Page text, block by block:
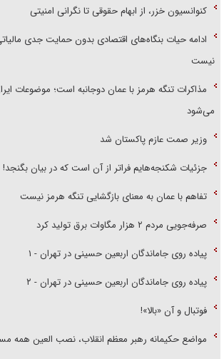
کنوانسیون خزر، از ابهام حقوقی تا نگرانی امنیتی
ادامه حیات بنگاه‌های اقتصادی بدون حمایت جدی
نیست
مذاکرات تنگه هرمز با عمان دوجانبه است؛ موضوعات
می‌شود
وزیر صمت عازم پاکستان شد
جزئیات شکنجه‌هایم فراتر از آن است که در بیان بگنجد!
تفاهم با عمان به معنای بازگشایی تنگه هرمز نیست
صرفه‌جویی مردم ۲ هزار مگاوات برق تولید کرد
پیاده روی جاماندگان اربعین حسینی در تهران - ۱
پیاده روی جاماندگان اربعین حسینی در تهران - ۲
فوتبال و آن «بالا»!
مواضع حکیمانه رهبر معظم انقلاب، نصب العین همه